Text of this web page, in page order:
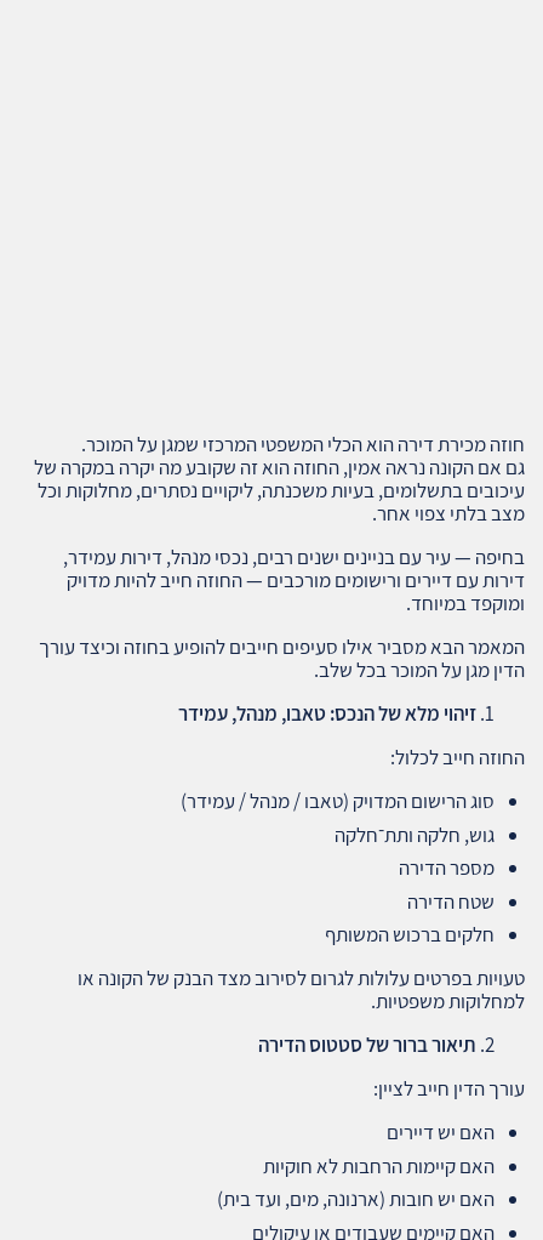
חוזה מכירת דירה הוא הכלי המשפטי המרכזי שמגן על המוכר.
גם אם הקונה נראה אמין, החוזה הוא זה שקובע מה יקרה במקרה של
עיכובים בתשלומים, בעיות משכנתה, ליקויים נסתרים, מחלוקות וכל
מצב בלתי צפוי אחר.
בחיפה — עיר עם בניינים ישנים רבים, נכסי מנהל, דירות עמידר,
דירות עם דיירים ורישומים מורכבים — החוזה חייב להיות מדויק
ומוקפד במיוחד.
המאמר הבא מסביר אילו סעיפים חייבים להופיע בחוזה וכיצד עורך
הדין מגן על המוכר בכל שלב.
זיהוי מלא של הנכס: טאבו, מנהל, עמידר
החוזה חייב לכלול:
סוג הרישום המדויק (טאבו / מנהל / עמידר)
גוש, חלקה ותת־חלקה
מספר הדירה
שטח הדירה
חלקים ברכוש המשותף
טעויות בפרטים עלולות לגרום לסירוב מצד הבנק של הקונה או
למחלוקות משפטיות.
תיאור ברור של סטטוס הדירה
עורך הדין חייב לציין:
האם יש דיירים
האם קיימות הרחבות לא חוקיות
האם יש חובות (ארנונה, מים, ועד בית)
האם קיימים שעבודים או עיקולים